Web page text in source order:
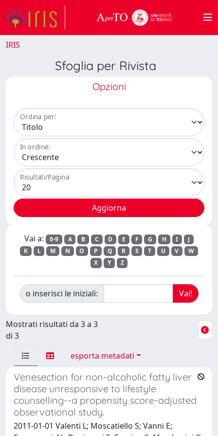
IRIS
Sfoglia per Rivista
Opzioni
Ordina per:
In ordine:
Risultati/Pagina
Vai a: 0-9 A B C D E F G H I
J
K
L M N O P Q R S T U V
W
X
Y Z
o inserisci le iniziali:
Mostrati risultati da 3 a 3
di 3
esporta metadati
Venesection for non-alcoholic fatty liver
disease unresponsive to lifestyle
counselling--a propensity score-adjusted
observational study.
2011-01-01 Valenti L; Moscatiello S; Vanni E;